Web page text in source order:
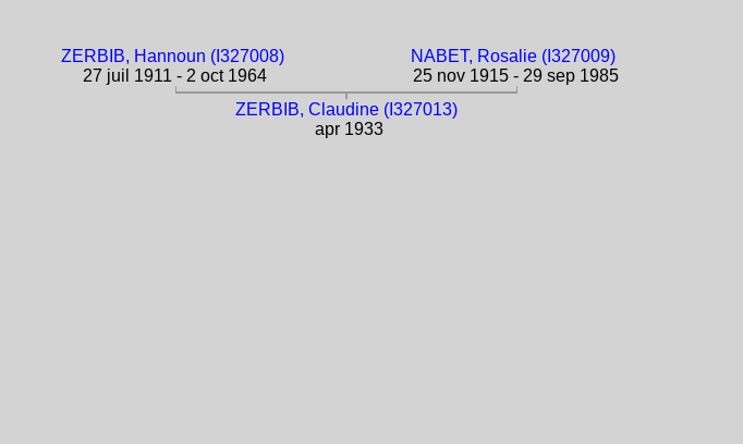
ZERBIB, Hannoun (I327008)
27 juil 1911 - 2 oct 1964
NABET, Rosalie (I327009)
25 nov 1915 - 29 sep 1985
ZERBIB, Claudine (I327013)
apr 1933